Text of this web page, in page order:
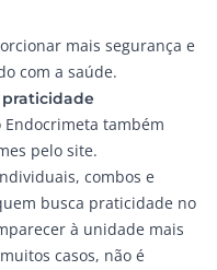
mais segurança e
com a saúde.
praticidade
também
pelo site.
combos e
busca praticidade no
à unidade mais
casos, não é